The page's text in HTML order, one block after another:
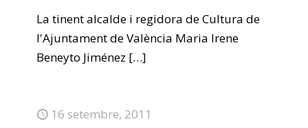
La tinent alcalde i regidora de Cultura de
l'Ajuntament de València Maria Irene
Beneyto Jiménez […]
16 setembre, 2011